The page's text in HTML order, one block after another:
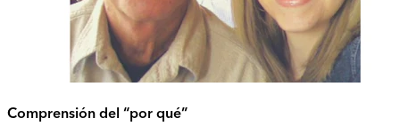
Comprensión del “por qué”